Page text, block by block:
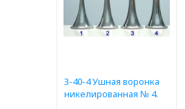
З-40-4 Ушная воронка
никелированная № 4.